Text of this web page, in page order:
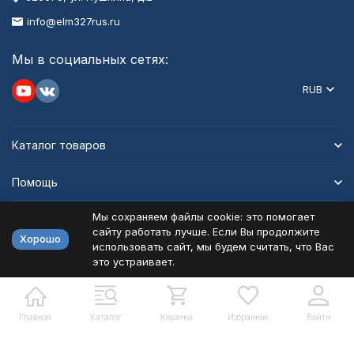
Главная Каталог Корзина Избранное Войти
info@elm327rus.ru
Мы в социальных сетях:
RUB
Каталог товаров
Помощь
Политика персональных данных
Разработано в bodysite.ru
Хорошо
Мы сохраняем файлы cookie: это помогает
сайту работать лучше. Если Вы продолжите
использовать сайт, мы будем считать, что Вас
это устраивает.